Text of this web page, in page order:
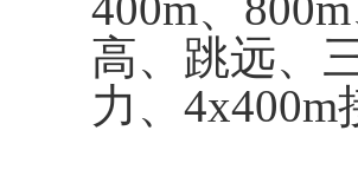
高、跳远、
力、 4x400m